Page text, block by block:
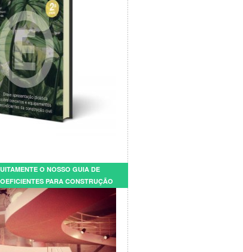
O NOSSO GUIA DE
PARA CONSTRUÇÃO